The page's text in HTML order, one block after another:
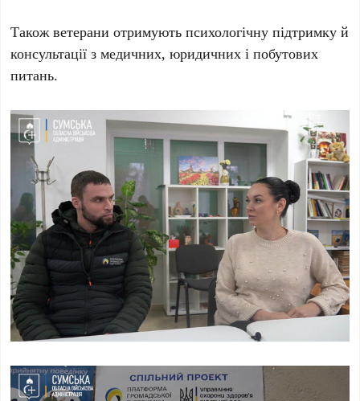
Також ветерани отримують психологічну підтримку й
консультації з медичних, юридичних і побутових
питань.